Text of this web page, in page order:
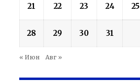
21 22 23 24 25
28 29 30 31
« Июн Авг »